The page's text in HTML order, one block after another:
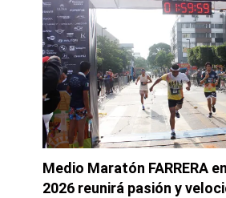
Medio Maratón FARRERA
2026 reunirá pasión y